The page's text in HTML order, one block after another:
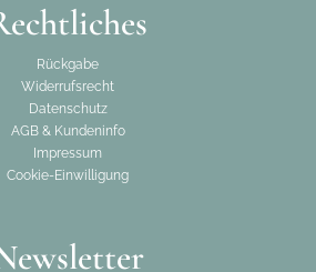
Rückgabe
Widerrufsrecht
Datenschutz
AGB & Kundeninfo
Impressum
Cookie-Einwilligung